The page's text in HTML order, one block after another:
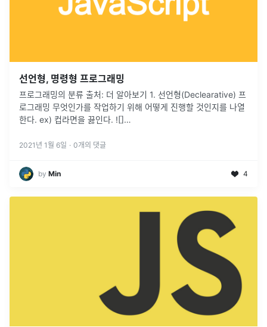
선언형, 명령형 프로그래밍
프로그래밍의 분류 출처: 더 알아보기 1. 선언형(Declearative) 프
로그래밍 무엇인가를 작업하기 위해 어떻게 진행할 것인지를 나열
한다. ex) 컵라면을 끓인다. ![]
2021년 1월 6일 · 0개의 댓글
by Min 4